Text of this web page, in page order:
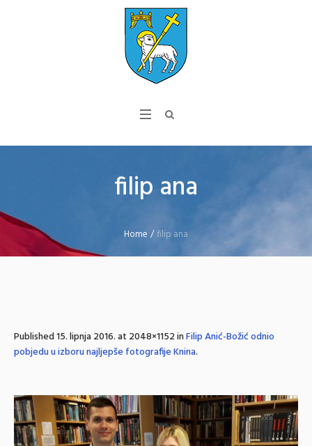
filip ana
Home /filip ana
Published15. lipnja 2016.at 2048×1152 inFilip Anić-Božić odnio
pobjedu u izboru najljepše fotografije Knina.